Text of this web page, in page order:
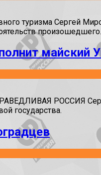
туризма Сергей
произошедшего.
майский
РОССИЯ
государства.